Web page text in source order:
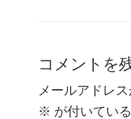
コメントを
メールアドレ
※ が付いてい